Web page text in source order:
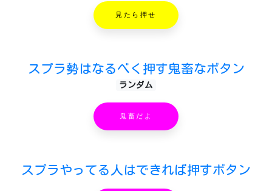
見たら押せ
スプラ勢はなるべく押す鬼畜なボタン
ランダム
鬼畜だよ
スプラやってる人はできれば押すボタン